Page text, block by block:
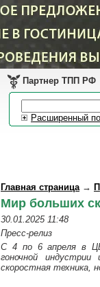
Партнер ТПП РФ
Расширенный
Главная страница→
Мир больших
30.01.2025 11:48
Пресс-релиз
С 4 по 6 апреля в
гоночной
скоростная техника,